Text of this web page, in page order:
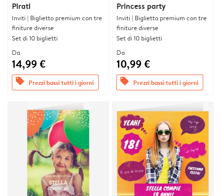
Pirati
Inviti | Biglietto premium con tre
finiture diverse
Set di 10 biglietti
Da
14,99 €
offers Prezzi bassi tutti i giorni
Princess party
Inviti | Biglietto premium con tre
finiture diverse
Set di 10 biglietti
Da
10,99 €
offers Prezzi bassi tutti i giorni